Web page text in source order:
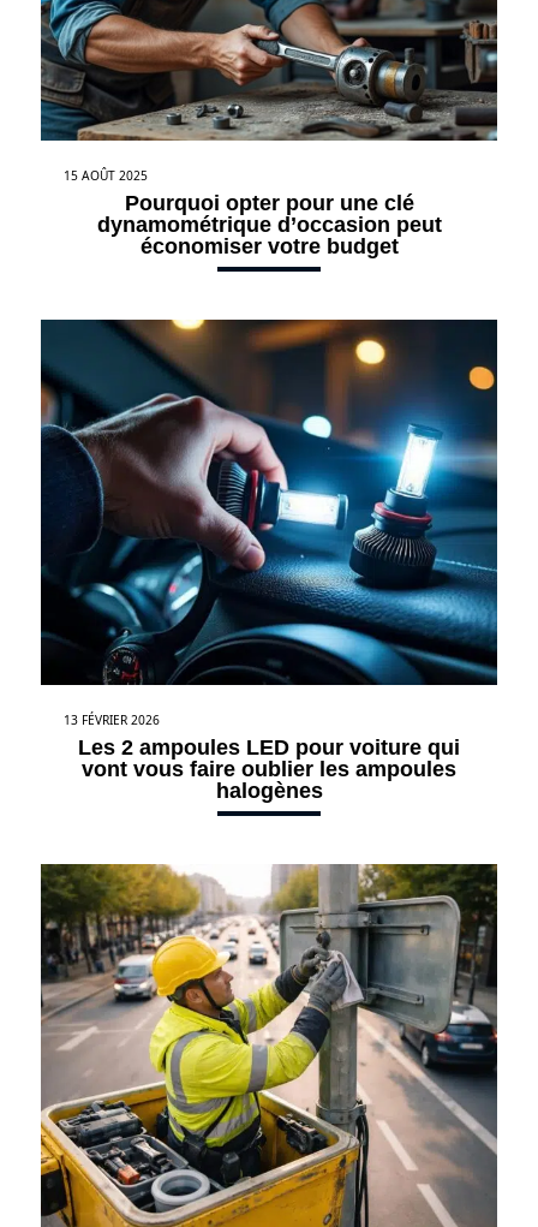
15 AOÛT 2025
Pourquoi opter pour une clé
dynamométrique d’occasion peut
économiser votre budget
13 FÉVRIER 2026
Les 2 ampoules LED pour voiture qui
vont vous faire oublier les ampoules
halogènes